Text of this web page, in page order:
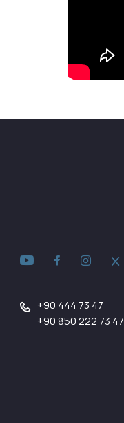
+90 444 73 47
+90 850 222 73 47